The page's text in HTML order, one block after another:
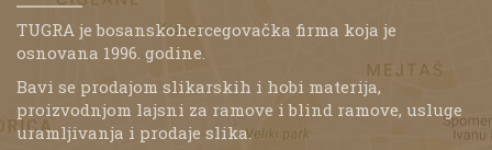
TUGRA je bosanskohercegovačka firma koja je
osnovana 1996. godine.
Bavi se prodajom slikarskih i hobi materija,
proizvodnjom lajsni za ramove i blind ramove, usluge
uramljivanja i prodaje slika.